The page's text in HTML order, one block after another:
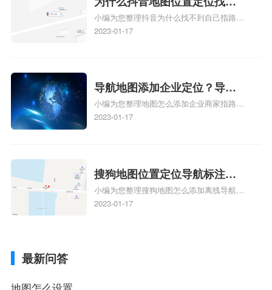
到了？抖音为什么找不到当前
定位了？
小编为您整理抖音为什么找不到自己指路人
地图标注服务中心铺的位置、地图位置更新
服务中心位置、抖音突然不显示定位了相关
地图标注知识，详情可查看下方正文！
2023-01-17
导航地图添加企业定位？导航
定位企业？
小编为您整理地图怎么添加企业商家指路人
地图标注服务中心铺名称、地图怎么添加企
添加企业、地图如何添加企业相关地图标注
知识，详情可查看下方正文！
2023-01-17
搜狗地图位置定位导航标注？
搜狗地图位置定位,导航,标注？
小编为您整理搜狗地图怎么添加离线导航搜
狗地图离线导航怎么用、搜狗地图导航卫星
2023-01-17
最新问答